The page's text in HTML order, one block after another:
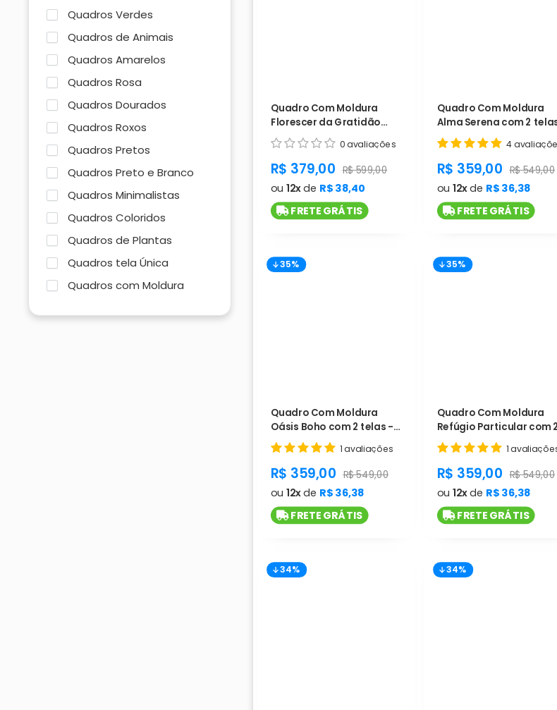
Quadros Verdes
Quadros de Animais
Quadros Amarelos
Quadros Rosa
Quadros Dourados
Quadros Roxos
Quadros Pretos
Quadros Preto e Branco
Quadros Minimalistas
Quadros Coloridos
Quadros de Plantas
Quadros tela Única
Quadros com Moldura
Quadro Com Moldura
Florescer da Gratidão
com 3 telas - Cód. L1193
0 avaliações
product.general.sale_price
R$ 379,00 product.general.regular_price
R$ 599,00
ou 12xde R$ 38,40
FRETE GRÁTIS
Quadro Com Moldura
Alma Serena com 2
Cód. L1192
4
R$ 359,00 R$ 549,00
ou 12xde R$ 36,38
FRETE GRÁTIS
35%
Quadro Com Moldura
Oásis Boho com 2 telas -
Cód. L1189
1 avaliações
product.general.sale_price
R$ 359,00 product.general.regular_price
R$ 549,00
ou 12xde R$ 36,38
FRETE GRÁTIS
35%
Quadro Com Moldura
Refúgio Particular com 2
telas - Cód. L1188
1
R$ 359,00 R$ 549,00
ou 12xde R$ 36,38
FRETE GRÁTIS
34% 34%